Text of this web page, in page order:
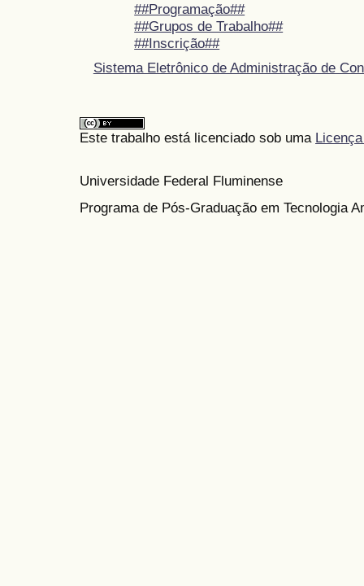
##Programação##
##Grupos de Trabalho##
##Inscrição##
Sistema Eletrônico de Administração de
Este trabalho está licenciado sob uma
Universidade Federal Fluminense
Programa de Pós-Graduação em Tecnologia